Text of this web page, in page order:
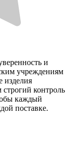
и
учреждениям
изделия
контроль
каждый
поставке.